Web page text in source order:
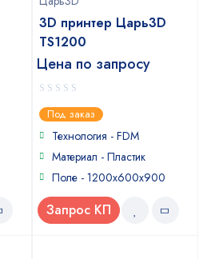
3D принтер Царь3D
TS1200
Цена по запросу
0
out
of
Под заказ
Технология - FDM
Материал - Пластик
Поле - 1200x600x900
Запрос КП